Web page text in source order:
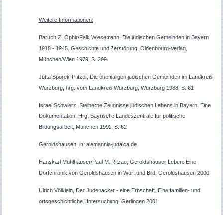
Weitere Informationen:
Baruch Z. Ophir/Falk Wiesemann, Die jüdischen Gemeinden in Bayern
1918 - 1945. Geschichte und Zerstörung, Oldenbourg-Verlag,
München/Wien 1979, S. 299
Jutta Sporck-Pfitzer, Die ehemaligen jüdischen Gemeinden im Landkreis
Würzburg, hrg. vom Landkreis Würzburg, Würzburg 1988, S. 61
Israel Schwierz, Steinerne Zeugnisse jüdischen Lebens in Bayern. Eine
Dokumentation, Hrg. Bayrische Landeszentrale für politische
Bildungsarbeit, München 1992, S. 62
Geroldshausen, in: alemannia-judaica.de
Hanskarl Mühlhäuser/Paul M. Ritzau, Geroldshäuser Leben. Eine
Dorfchronik von Geroldshausen in Wort und Bild, Geroldshausen 2000
Ulrich Völklein, Der Judenacker - eine Erbschaft. Eine familien- und
ortsgeschichtliche Untersuchung, Gerlingen 2001